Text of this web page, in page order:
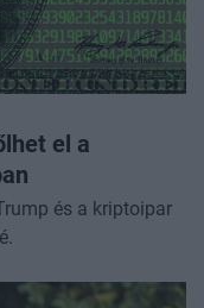
el a
és a kriptoipar